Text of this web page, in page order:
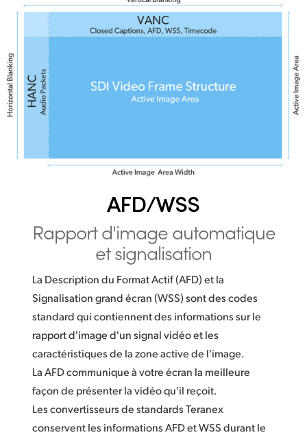
AFD/WSS
Rapport d'imageautomatique
et signalisation
La Description du Format Actif (AFD) et la
Signalisation grand écran (WSS) sont des codes
standard qui contiennent des informations sur le
rapport d'image d'un signal vidéo et les
caractéristiques de la zone active de l'image.
La AFD communique à votre écran la meilleure
façon de présenter la vidéo qu'il reçoit.
Les convertisseurs de standards Teranex
conservent les informations AFD et WSS durant le